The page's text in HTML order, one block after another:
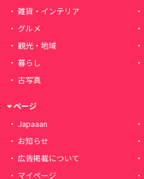
雑貨・インテリア
グルメ
観光・地域
暮らし
古写真
ページ
Japaaan
お知らせ
広告掲載について
マイページ